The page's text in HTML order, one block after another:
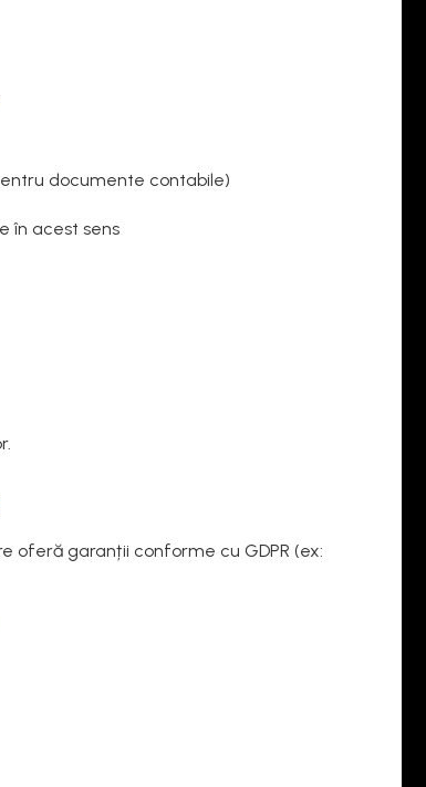
documente contabile)
în acest sens
oferă garanții conforme cu GDPR (ex: